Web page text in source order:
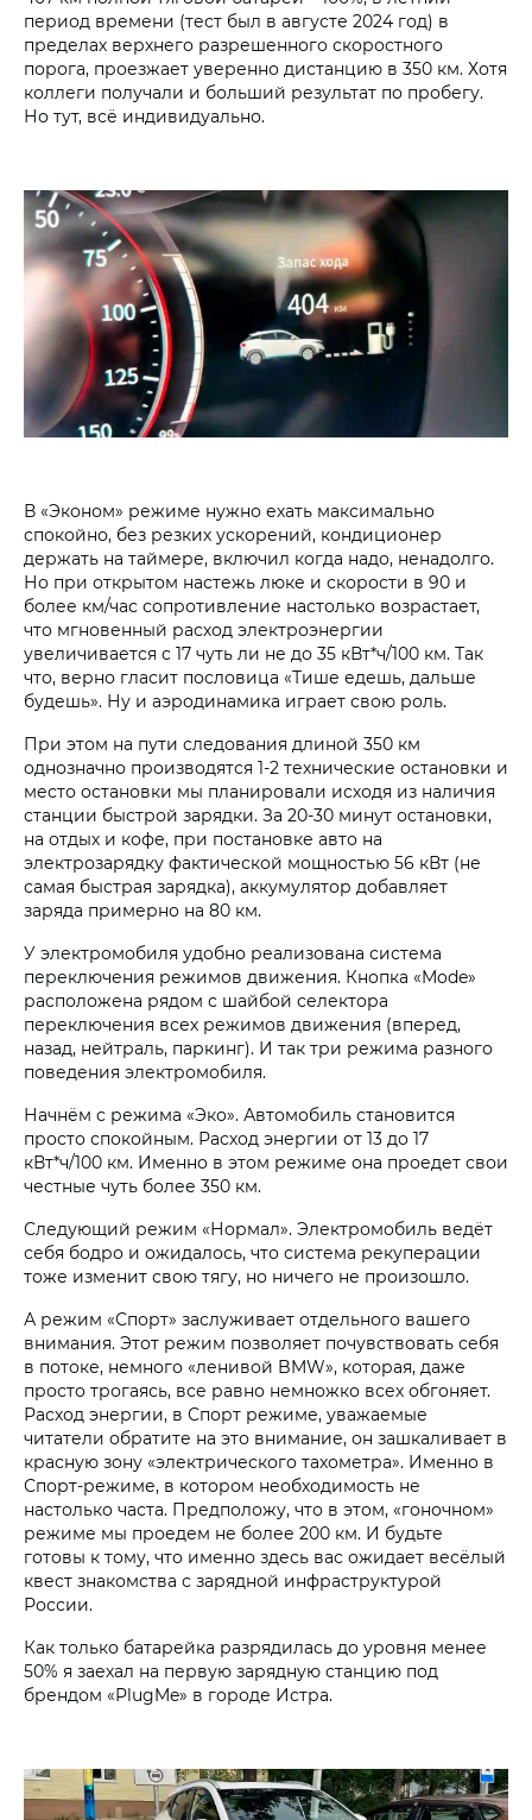
период времени (тест был в августе 2024 год) в
пределах верхнего разрешенного скоростного
порога, проезжает уверенно дистанцию в 350 км. Хотя
коллеги получали и больший результат по пробегу.
Но тут, всё индивидуально.
В «Эконом» режиме нужно ехать максимально
спокойно, без резких ускорений, кондиционер
держать на таймере, включил когда надо, ненадолго.
Но при открытом настежь люке и скорости в 90 и
более км/час сопротивление настолько возрастает,
что мгновенный расход электроэнергии
увеличивается с 17 чуть ли не до 35 кВт*ч/100 км. Так
что, верно гласит пословица «Тише едешь, дальше
будешь». Ну и аэродинамика играет свою роль.
При этом на пути следования длиной 350 км
однозначно производятся 1-2 технические остановки и
место остановки мы планировали исходя из наличия
станции быстрой зарядки. За 20-30 минут остановки,
на отдых и кофе, при постановке авто на
электрозарядку фактической мощностью 56 кВт (не
самая быстрая зарядка), аккумулятор добавляет
заряда примерно на 80 км.
У электромобиля удобно реализована система
переключения режимов движения. Кнопка «Mode»
расположена рядом с шайбой селектора
переключения всех режимов движения (вперед,
назад, нейтраль, паркинг). И так три режима разного
поведения электромобиля.
Начнём с режима «Эко». Автомобиль становится
просто спокойным. Расход энергии от 13 до 17
кВт*ч/100 км. Именно в этом режиме она проедет свои
честные чуть более 350 км.
Следующий режим «Нормал». Электромобиль ведёт
себя бодро и ожидалось, что система рекуперации
тоже изменит свою тягу, но ничего не произошло.
А режим «Спорт» заслуживает отдельного вашего
внимания. Этот режим позволяет почувствовать себя
в потоке, немного «ленивой BMW», которая, даже
просто трогаясь, все равно немножко всех обгоняет.
Расход энергии, в Спорт режиме, уважаемые
читатели обратите на это внимание, он зашкаливает в
красную зону «электрического тахометра». Именно в
Спорт-режиме, в котором необходимость не
настолько часта. Предположу, что в этом, «гоночном»
режиме мы проедем не более 200 км. И будьте
готовы к тому, что именно здесь вас ожидает весёлый
квест знакомства с зарядной инфраструктурой
России.
Как только батарейка разрядилась до уровня менее
50% я заехал на первую зарядную станцию под
брендом «PlugMe» в городе Истра.